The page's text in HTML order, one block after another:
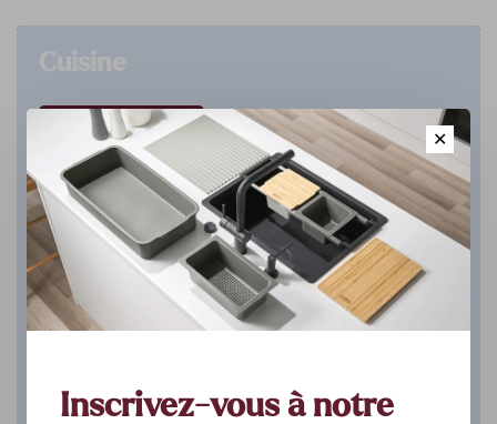
DÉCOUVREZ
✕
Inscrivez-vous à notre